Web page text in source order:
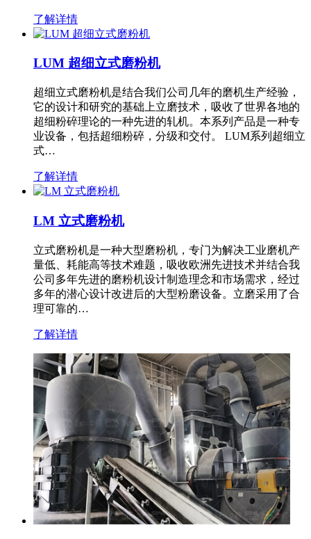
了解详情
LUM 超细立式磨粉机
超细立式磨粉机是结合我们公司几年的磨机生产经验，
它的设计和研究的基础上立磨技术，吸收了世界各地的
超细粉碎理论的一种先进的轧机。本系列产品是一种专
业设备，包括超细粉碎，分级和交付。 LUM系列超细立
式…
了解详情
LM 立式磨粉机
立式磨粉机是一种大型磨粉机，专门为解决工业磨机产
量低、耗能高等技术难题，吸收欧洲先进技术并结合我
公司多年先进的磨粉机设计制造理念和市场需求，经过
多年的潜心设计改进后的大型粉磨设备。立磨采用了合
理可靠的…
了解详情